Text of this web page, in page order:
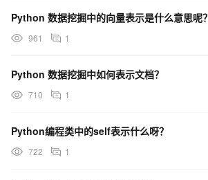
Python 数据挖掘中的向量表示是什么意思呢？
961 1
Python 数据挖掘中如何表示文档？
710 1
Python编程类中的self表示什么呀？
722 1